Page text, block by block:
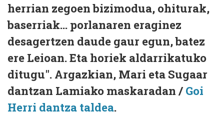
herrian zegoen bizimodua, ohiturak,
baserriak... porlanaren eraginez
desagertzen daude gaur egun, batez
ere Leioan. Eta horiek aldarrikatuko
ditugu". Argazkian, Mari eta Sugaar
dantzan Lamiako maskaradan / Goi
Herri dantza taldea.